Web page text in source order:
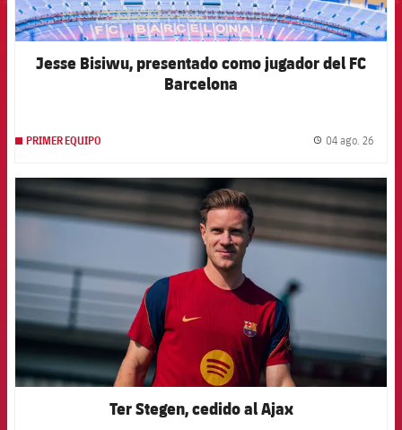
Jesse Bisiwu, presentado como jugador del FC
Barcelona
PRIMER EQUIPO 04 ago. 26
FCB Barcelona badge
Ter Stegen, cedido al Ajax